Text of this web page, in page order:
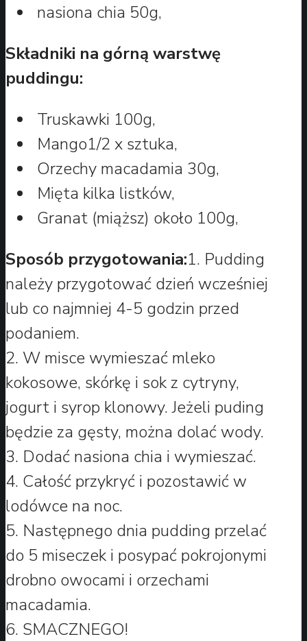
nasiona chia 50g,
Składniki na górną warstwę
puddingu:
Truskawki 100g,
Mango1/2 x sztuka,
Orzechy macadamia 30g,
Mięta kilka listków,
Granat (miąższ) około 100g,
Sposób przygotowania:1. Pudding
należy przygotować dzień wcześniej
lub co najmniej 4-5 godzin przed
podaniem.
2. W misce wymieszać mleko
kokosowe, skórkę i sok z cytryny,
jogurt i syrop klonowy. Jeżeli puding
będzie za gęsty, można dolać wody.
3. Dodać nasiona chia i wymieszać.
4. Całość przykryć i pozostawić w
lodówce na noc.
5. Następnego dnia pudding przelać
do 5 miseczek i posypać pokrojonymi
drobno owocami i orzechami
macadamia.
6. SMACZNEGO!